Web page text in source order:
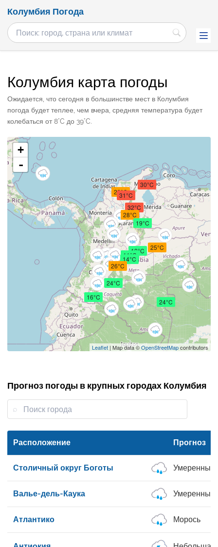
Колумбия Погода
Колумбия карта погоды
Ожидается, что сегодня в большинстве мест в Колумбия
погода будет теплее, чем вчера, средняя температура будет
колебаться от 8°C до 39°C.
14°C
29°C
28°C
26°C
30°C
24°C
13°C 25°C
31°C
19°C
16°C
24°C
32°C
11°C
+
-
Leaflet | Map data ©OpenStreetMapcontributors
Прогноз погоды в крупных городах Колумбия
Расположение Прогноз
Столичный округ Боготы Умеренный
Валье-дель-Каука Умеренные
Атлантико Морось